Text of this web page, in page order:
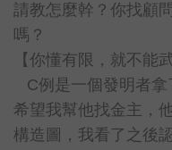
請教怎麼幹？你找顧
嗎？
【你懂有限，就不能
C例是一個發明者
希望我幫他找金主，
構造圖，我看了之後